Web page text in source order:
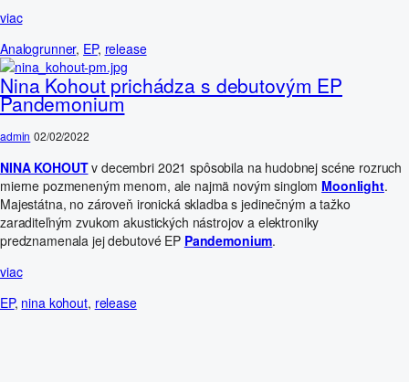
viac
Analogrunner, EP, release
Nina Kohout prichádza s debutovým EP
Pandemonium
admin 02/02/2022
NINA KOHOUTv decembri 2021 spôsobila na hudobnej scéne rozruch
mierne pozmeneným menom, ale najmä novým singlom Moonlight.
Majestátna, no zároveň ironická skladba s jedinečným a tažko
zaraditeľným zvukom akustických nástrojov a elektroniky
predznamenala jej debutové EP Pandemonium.
viac
EP, nina kohout, release